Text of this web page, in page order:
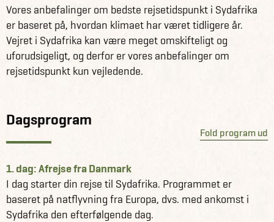
afslutning.
Få information og fakta om Sydafrika her.
Se alle vores andre fantastiske rejseforslag i Sydafrika
her.
Vores anbefalinger om bedste rejsetidspunkt i Sydafrika
er baseret på, hvordan klimaet har været tidligere år.
Vejret i Sydafrika kan være meget omskifteligt og
uforudsigeligt, og derfor er vores anbefalinger om
rejsetidspunkt kun vejledende.
Dagsprogram
Fold program ud
1. dag: Afrejse fra Danmark
I dag starter din rejse til Sydafrika. Programmet er
baseret på natflyvning fra Europa, dvs. med ankomst i
Sydafrika den efterfølgende dag.